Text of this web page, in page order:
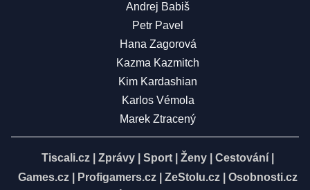
Andrej Babiš
Petr Pavel
Hana Zagorová
Kazma Kazmitch
Kim Kardashian
Karlos Vémola
Marek Ztracený
Tiscali.cz Zprávy Sport Ženy Cestování
Games.cz
Profigamers.cz ZeStolu.cz
Osobnosti.cz